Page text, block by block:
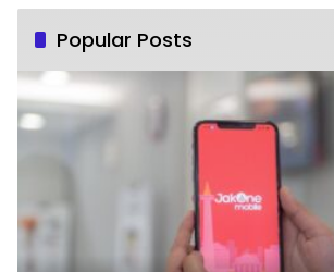
Popular Posts